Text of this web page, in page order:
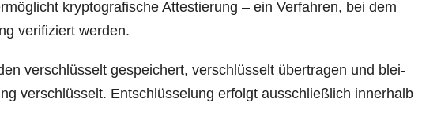
kryp­to­gra­fi­sche Attes­tie­rung – ein Ver­fah­ren, bei dem
veri­fi­ziert werden.
ver­schlüs­selt gespei­chert, ver­schlüs­selt über­tra­gen und blei­
ver­schlüs­selt. Ent­schlüs­se­lung erfolgt aus­schließ­lich inner­halb